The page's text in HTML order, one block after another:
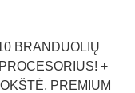
BRANDUOLIŲ
+
PREMIUM